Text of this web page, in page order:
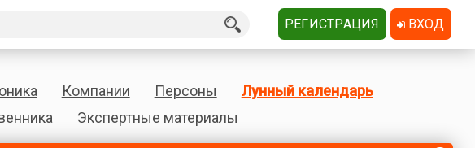
Компании Персоны
Лунный календарь
Экспертные материалы
РЕГИСТРАЦИЯ ВХОД